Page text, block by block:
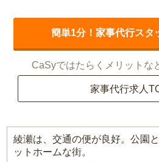
簡単1分！家事代行スタ
CaSyではたらくメリットな
家事代行求人
綾瀬は、交通の便が良好。公園
ットホームな街。